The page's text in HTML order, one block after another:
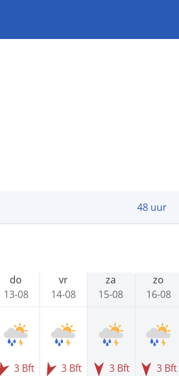
48 uur
do
13-08
3 Bft
vr
14-08
3 Bft
za
15-08
3 Bft
zo
16-08
3 Bft